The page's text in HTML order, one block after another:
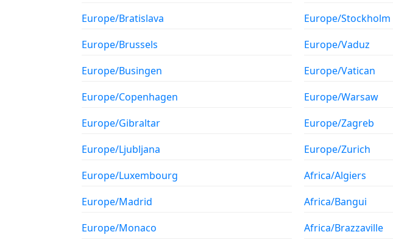
Europe/Bratislava
Europe/Brussels
Europe/Busingen
Europe/Copenhagen
Europe/Gibraltar
Europe/Ljubljana
Europe/Luxembourg
Europe/Madrid
Europe/Monaco
Europe/Stockholm
Europe/Vaduz
Europe/Vatican
Europe/Warsaw
Europe/Zagreb
Europe/Zurich
Africa/Algiers
Africa/Bangui
Africa/Brazzaville